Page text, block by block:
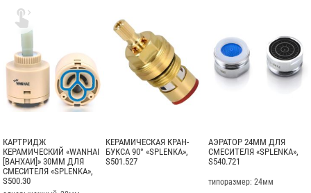
КАРТРИДЖ
КЕРАМИЧЕСКИЙ «WANHAI
[ВАНХАИ]» 30ММ ДЛЯ
СМЕСИТЕЛЯ «SPLENKA»,
S500.30
КЕРАМИЧЕСКАЯ КРАН-
БУКСА 90° «SPLENKA»,
S501.527
АЭРАТОР 24ММ ДЛЯ
СМЕСИТЕЛЯ «SPLENKA»,
S540.721
типоразмер: 24мм
